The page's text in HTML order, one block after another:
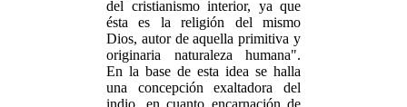
del cristianismo interior, ya que
ésta es la religión del mismo
Dios, autor de aquella primitiva y
originaria naturaleza humana".
En la base de esta idea se halla
una concepción exaltadora del
indio, en cuanto encarnación de